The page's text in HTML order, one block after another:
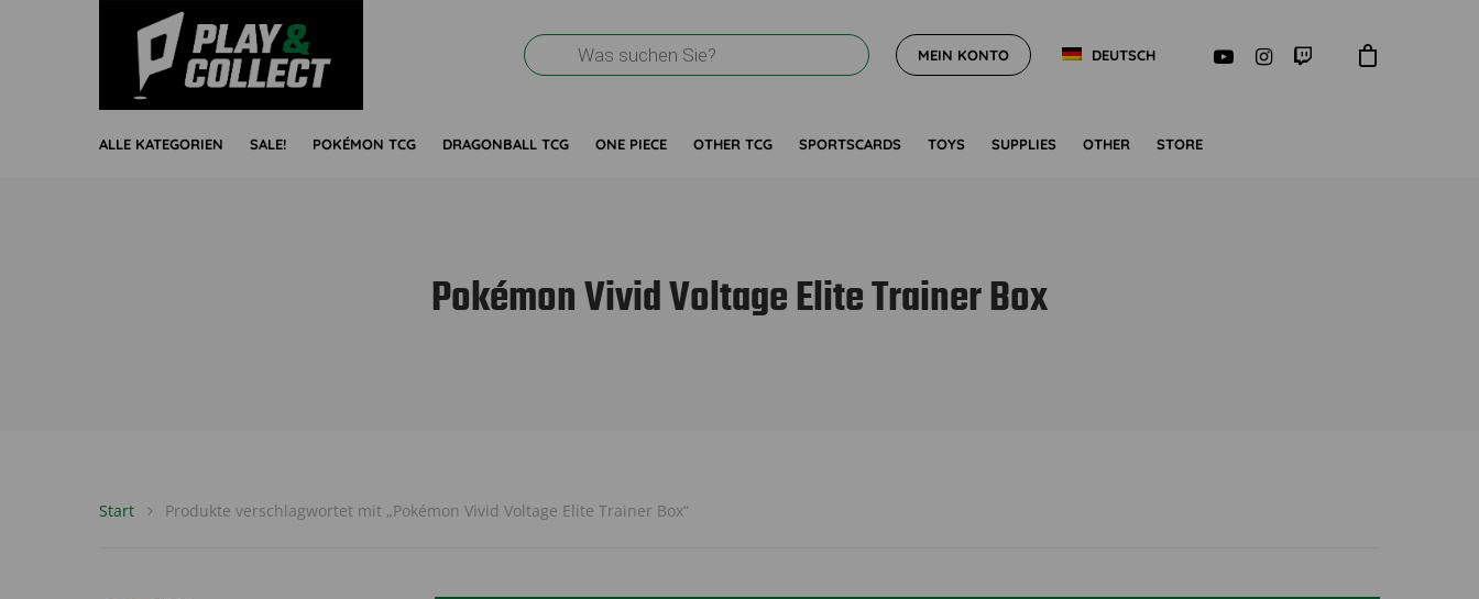
Products
search
MEIN KONTO DEUTSCH
ALLE KATEGORIEN SALE! POKÉMON TCG DRAGONBALL TCG ONE PIECE OTHER TCG SPORTSCARDS TOYS SUPPLIES OTHER STORE
Pokémon Vivid Voltage Elite Trainer Box
Start Produkte verschlagwortet mit „Pokémon Vivid Voltage Elite Trainer Box“